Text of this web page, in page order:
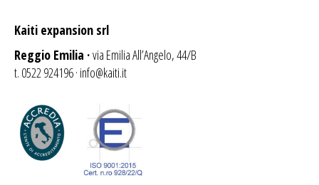
Kaiti expansion srl
Reggio Emilia ·via Emilia All’Angelo, 44/B
t. 0522 924196 · info@kaiti.it